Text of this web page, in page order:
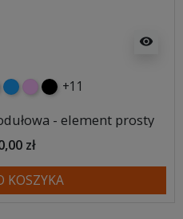
visibility
niebieski
różowy
czarny
+11
- element prosty
zł
KOSZYKA